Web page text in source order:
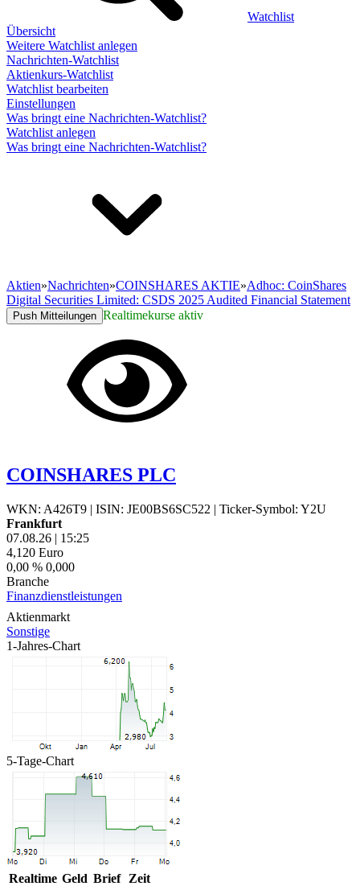
Watchlist
Übersicht
Weitere Watchlist anlegen
Nachrichten-Watchlist
Aktienkurs-Watchlist
Watchlist bearbeiten
Einstellungen
Was bringt eine Nachrichten-Watchlist?
Watchlist anlegen
Was bringt eine Nachrichten-Watchlist?
Aktien»Nachrichten»COINSHARES AKTIE»Adhoc: CoinShares
Digital Securities Limited: CSDS 2025 Audited Financial Statement
Push Mitteilungen Realtimekurse aktiv
COINSHARES PLC
WKN: A426T9 | ISIN: JE00BS6SC522 | Ticker-Symbol: Y2U
Frankfurt
07.08.26 | 15:25
4,120 Euro
0,00 % 0,000
Branche
Finanzdienstleistungen
Aktienmarkt
Sonstige
1-Jahres-Chart
5-Tage-Chart
Realtime Geld Brief
Zeit